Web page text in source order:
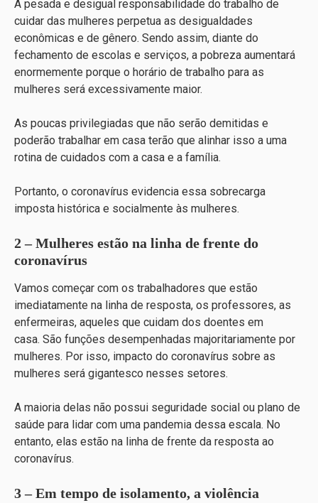
A pesada e desigual responsabilidade do trabalho de
cuidar das mulheres perpetua as desigualdades
econômicas e de gênero. Sendo assim, diante do
fechamento de escolas e serviços, a pobreza aumentará
enormemente porque o horário de trabalho para as
mulheres será excessivamente maior.
As poucas privilegiadas que não serão demitidas e
poderão trabalhar em casa terão que alinhar isso a uma
rotina de cuidados com a casa e a família.
Portanto, o coronavírus evidencia essa sobrecarga
imposta histórica e socialmente às mulheres.
2 – Mulheres estão na linha de frente do
coronavírus
Vamos começar com os trabalhadores que estão
imediatamente na linha de resposta, os professores, as
enfermeiras, aqueles que cuidam dos doentes em
casa. São funções desempenhadas majoritariamente por
mulheres. Por isso, impacto do coronavírus sobre as
mulheres será gigantesco nesses setores.
A maioria delas não possui seguridade social ou plano de
saúde para lidar com uma pandemia dessa escala. No
entanto, elas estão na linha de frente da resposta ao
coronavírus.
3 – Em tempo de isolamento, a violência